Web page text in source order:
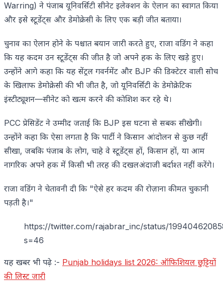
Warring) ने पंजाब यूनिवर्सिटी सीनेट इलेक्शन के ऐलान का स्वागत किया
और इसे स्टूडेंट्स और डेमोक्रेसी के लिए एक बड़ी जीत बताया।
चुनाव का ऐलान होने के पश्चात बयान जारी करते हुए, राजा वडिंग ने कहा
कि यह कदम उन स्टूडेंट्स की जीत है जो अपने हक के लिए खड़े हुए।
उन्होंने आगे कहा कि यह सेंट्रल गवर्नमेंट और BJP की डिक्टेटर वाली सोच
के खिलाफ डेमोक्रेसी की भी जीत है, जो यूनिवर्सिटी के डेमोक्रेटिक
इंस्टीट्यूशन—सीनेट को खत्म करने की कोशिश कर रहे थे।
PCC प्रेसिडेंट ने उम्मीद जताई कि BJP इस घटना से सबक सीखेगी।
उन्होंने कहा कि ऐसा लगता है कि पार्टी ने किसान आंदोलन से कुछ नहीं
सीखा, जबकि पंजाब के लोग, चाहे वे स्टूडेंट्स हों, किसान हों, या आम
नागरिक अपने हक में किसी भी तरह की दखलअंदाजी बर्दाश्त नहीं करेंगे।
राजा वडिंग ने चेतावनी दी कि "ऐसे हर कदम की रोज़ाना कीमत चुकानी
पड़ती है।"
https://twitter.com/rajabrar_inc/status/
s=46
यह खबर भी पढ़े :- Punjab holidays list 2026: ऑफिशियल छुट्टियों
की लिस्ट जारी